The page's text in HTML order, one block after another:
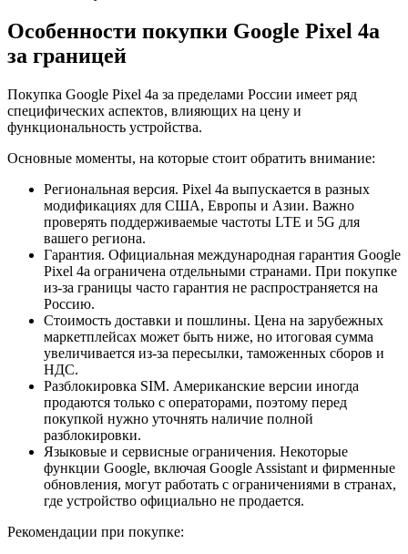
Особенности покупки Google Pixel 4a
за границей
Покупка Google Pixel 4a за пределами России имеет ряд
специфических аспектов, влияющих на цену и
функциональность устройства.
Основные моменты, на которые стоит обратить внимание:
Региональная версия. Pixel 4a выпускается в разных
модификациях для США, Европы и Азии. Важно
проверять поддерживаемые частоты LTE и 5G для
вашего региона.
Гарантия. Официальная международная гарантия Google
Pixel 4a ограничена отдельными странами. При покупке
из-за границы часто гарантия не распространяется на
Россию.
Стоимость доставки и пошлины. Цена на зарубежных
маркетплейсах может быть ниже, но итоговая сумма
увеличивается из-за пересылки, таможенных сборов и
НДС.
Разблокировка SIM. Американские версии иногда
продаются только с операторами, поэтому перед
покупкой нужно уточнять наличие полной
разблокировки.
Языковые и сервисные ограничения. Некоторые
функции Google, включая Google Assistant и фирменные
обновления, могут работать с ограничениями в странах,
где устройство официально не продается.
Рекомендации при покупке: